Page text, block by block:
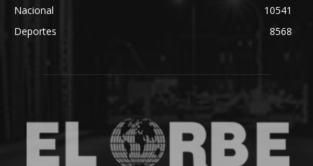
Nacional
10541
Deportes
8568